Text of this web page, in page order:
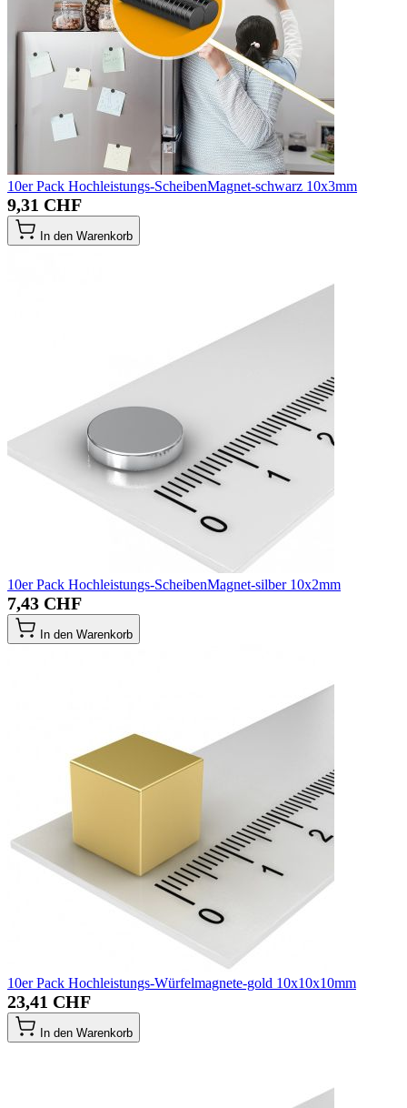
10er Pack Hochleistungs-ScheibenMagnet-schwarz 10x3mm
9,31 CHF
In den Warenkorb
10er Pack Hochleistungs-ScheibenMagnet-silber 10x2mm
7,43 CHF
In den Warenkorb
10er Pack Hochleistungs-Würfelmagnete-gold 10x10x10mm
23,41 CHF
In den Warenkorb